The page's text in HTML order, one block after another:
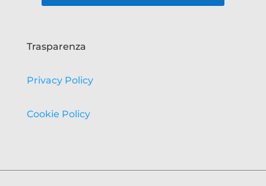
Trasparenza
Privacy Policy
Cookie Policy